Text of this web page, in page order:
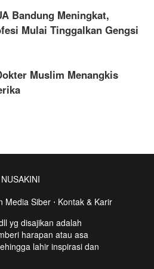
Bandung Meningkat,
Mulai Tinggalkan Gengsi
Muslim Menangkis
NUSAKINI
Media Siber⋅ Kontak & Karir
yg disajikan adalah
harapan atau asa
lahir inspirasi dan